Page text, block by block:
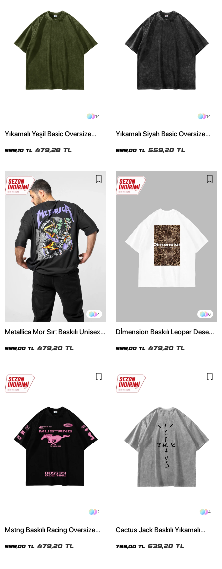
14
Yıkamalı Yeşil Basic Oversize
599,10 TL 479,28 TL
14
Yıkamalı Siyah Basic Oversize
699,00 TL 559,20 TL
4
Metallica Mor Sırt Baskılı Unisex
599,00 TL 479,20 TL
6
Dİmension Baskılı Leopar Desenli
Tshirt
599,00 TL 479,20 TL
2
Mstng Baskılı Racing Oversize
599,00 TL 479,20 TL
4
Cactus Jack Baskılı Yıkamalı
799,00 TL 639,20 TL